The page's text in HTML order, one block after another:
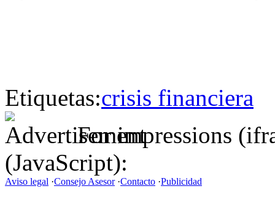
Etiquetas:crisis financiera
For impressions
(JavaScript):
Aviso legal ·Consejo Asesor·Contacto ·Publicidad